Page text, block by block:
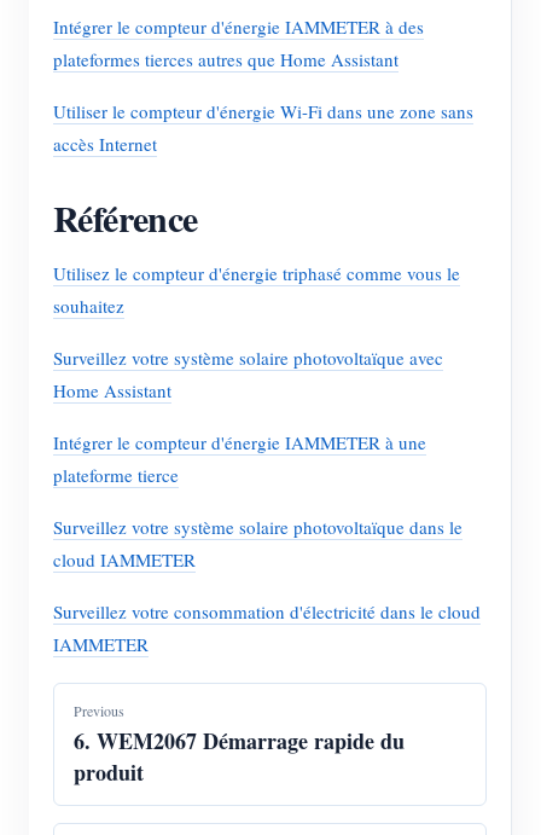
Intégrer le compteur d'énergie IAMMETER à des
plateformes tierces autres que Home Assistant
Utiliser le compteur d'énergie Wi-Fi dans une zone sans
accès Internet
Référence
Utilisez le compteur d'énergie triphasé comme vous le
souhaitez
Surveillez votre système solaire photovoltaïque avec
Home Assistant
Intégrer le compteur d'énergie IAMMETER à une
plateforme tierce
Surveillez votre système solaire photovoltaïque dans le
cloud IAMMETER
Surveillez votre consommation d'électricité dans le cloud
IAMMETER
Previous
6. WEM2067 Démarrage rapide du
produit